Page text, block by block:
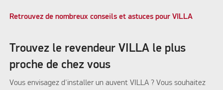
Retrouvez de nombreux conseils et astuces pour VILLA
Trouvez le revendeur VILLA le plus
proche de chez vous
Vous envisagez d'installer un auvent VILLA ? Vous souhaitez